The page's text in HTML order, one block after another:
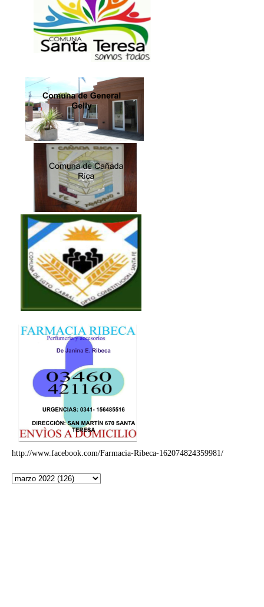
http://www.facebook.com/Farmacia-Ribeca-162074824359981/